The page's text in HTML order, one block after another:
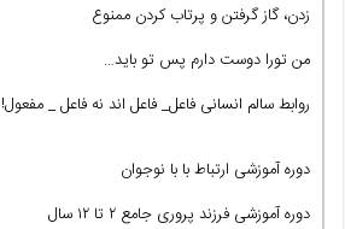
زدن، گاز گرفتن و پرتاب کردن ممنوع
من تورا دوست دارم پس تو باید…
روابط سالم انسانی فاعل_ فاعل اند نه فاعل _ مفعول!
دوره آموزشی ارتباط با با نوجوان
دوره آموزشی فرزند پروری جامع ۲ تا ۱۲ سال